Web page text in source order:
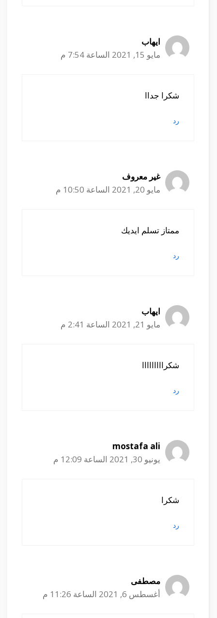
ايهاب
مايو 15, 2021 الساعة 7:54 م
شكرا جداا
رد
غير معروف
مايو 20, 2021 الساعة 10:50 م
ممتاز تسلم ايديك
رد
ايهاب
مايو 21, 2021 الساعة 2:41 م
شكرااااااااا
رد
mostafa ali
يونيو 30, 2021 الساعة 12:09 م
شكرا
رد
مصطفى
أغسطس 6, 2021 الساعة 11:26 م